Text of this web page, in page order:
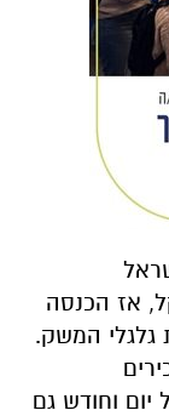
20 אלף שקל, אז הכנסה
גלגלי המשק.
יום וחודש גם